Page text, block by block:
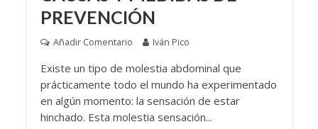
PREVENCIÓN
Añadir Comentario Iván Pico
Existe un tipo de molestia abdominal que
prácticamente todo el mundo ha experimentado
en algún momento: la sensación de estar
hinchado. Esta molestia sensación...